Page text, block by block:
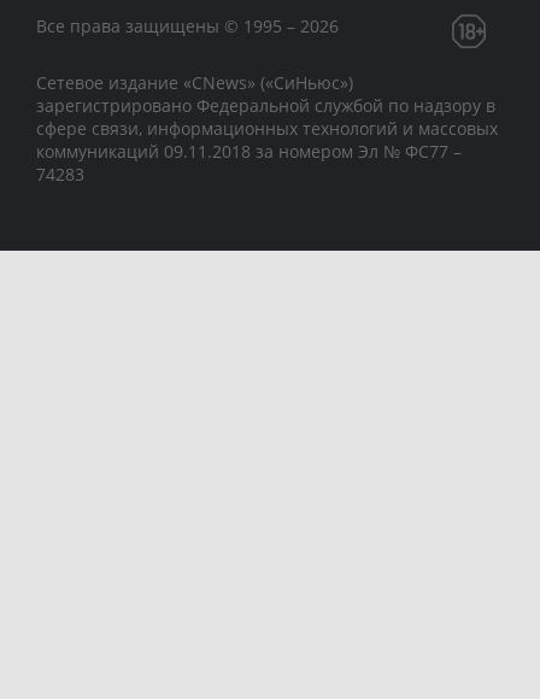
Все права защищены © 1995 – 2026
Сетевое издание «CNews» («СиНьюс»)
зарегистрировано Федеральной службой по надзору в
сфере связи, информационных технологий и массовых
коммуникаций 09.11.2018 за номером Эл № ФС77 –
74283